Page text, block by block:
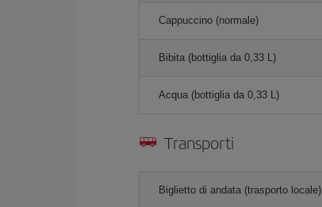
Cappuccino (normale)
Bibita (bottiglia da 0,33 L)
Acqua (bottiglia da 0,33 L)
Transporti
Biglietto di andata (trasporto locale)